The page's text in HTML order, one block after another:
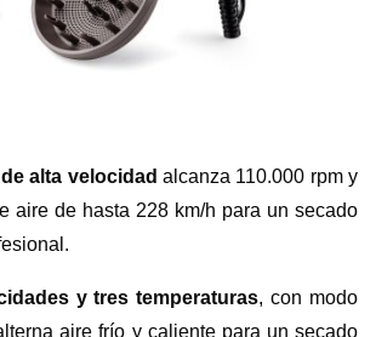
alta velocidad alcanza 110.000 rpm y
aire de hasta 228 km/h para un secado
y tres temperaturas, con modo
aire frío y caliente para un secado